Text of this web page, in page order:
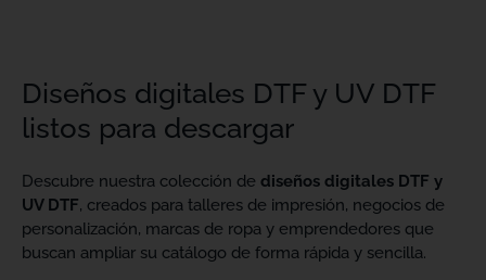
Diseños digitales DTF y UV DTF
listos para descargar
Descubre nuestra colección de diseños digitales DTF y
UV DTF, creados para talleres de impresión, negocios de
personalización, marcas de ropa y emprendedores que
buscan ampliar su catálogo de forma rápida y sencilla.